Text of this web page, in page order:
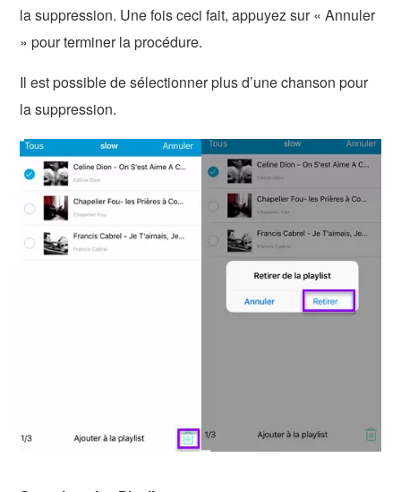
la suppression. Une fois ceci fait, appuyez sur « Annuler
» pour terminer la procédure.
Il est possible de sélectionner plus d’une chanson pour
la suppression.